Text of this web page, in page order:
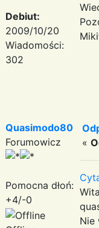
Debiut:
2009/10/20
Wiadomości:
302
Quasimodo80
Forumowicz
Pomocna dłoń:
+4/-0
«
Nie